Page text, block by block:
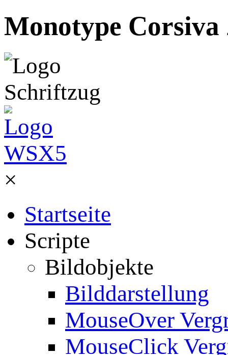
Monotype Corsiva
×
Startseite
Scripte
Bildobjekte
Bilddarstellung
MouseOver
MouseClick